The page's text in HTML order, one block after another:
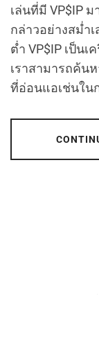
เล่นที่มี VP$IP
กล่าวอย่างสม่ำ
ต่ำ VP$IP เป็น
เราสามารถค้น
ที่อ่อนแอเช่นใน